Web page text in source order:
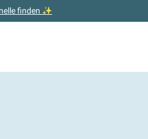
finden ✨